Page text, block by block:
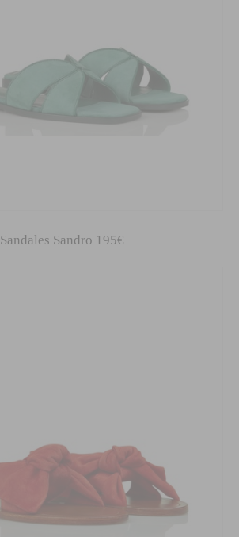
Sandales Sandro 195€